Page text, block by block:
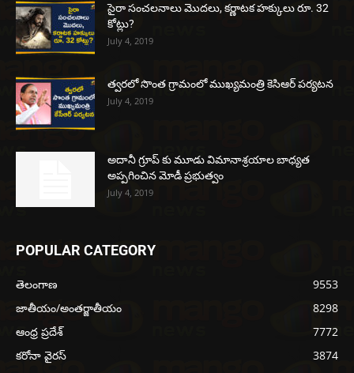
సైరా సంచలనాలు మొదలు, కర్ణాటక హక్కులు రూ. 32
కోట్లు?
July 4, 2019
త్వరలో సొంత గ్రామంలో ముఖ్యమంత్రి కెసిఆర్ పర్యటన
July 4, 2019
అదానీ గ్రూప్ కు మూడు విమానాశ్రయాల బాధ్యత
అప్పగించిన మోడీ ప్రభుత్వం
July 4, 2019
POPULAR CATEGORY
తెలంగాణ
9553
జాతీయం/అంతర్జాతీయం
8298
ఆంధ్ర ప్రదేశ్
7772
కరోనా వైరస్
3874